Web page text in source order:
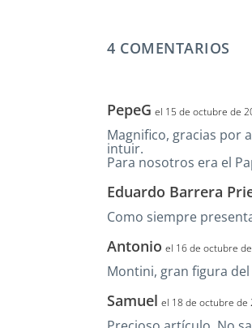
4 COMENTARIOS
PepeG el 15 de octubre de
Magnifico, gracias por
intuir.
Para nosotros era el
Eduardo Barrera
Como siempre
Antonio el 16 de octubre
Montini, gran figura
Samuel el 18 de octubre de